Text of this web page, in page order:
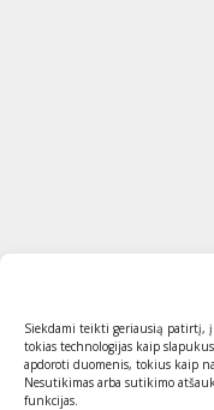
Siekdami teikti geriausią patirtį,
tokias technologijas kaip
apdoroti duomenis, tokius kaip
Nesutikimas arba sutikimo
funkcijas.